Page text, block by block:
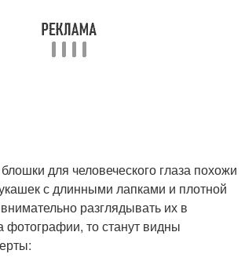
для человеческого глаза похожи
с длинными лапками и плотной
разглядывать их в
фотографии, то станут видны